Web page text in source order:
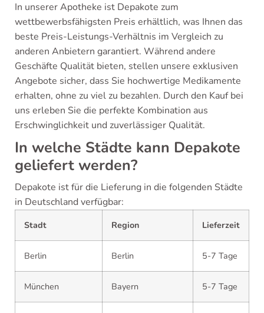
In unserer Apotheke ist Depakote zum
wettbewerbsfähigsten Preis erhältlich, was Ihnen das
beste Preis-Leistungs-Verhältnis im Vergleich zu
anderen Anbietern garantiert. Während andere
Geschäfte Qualität bieten, stellen unsere exklusiven
Angebote sicher, dass Sie hochwertige Medikamente
erhalten, ohne zu viel zu bezahlen. Durch den Kauf bei
uns erleben Sie die perfekte Kombination aus
Erschwinglichkeit und zuverlässiger Qualität.
In welche Städte kann Depakote
geliefert werden?
Depakote ist für die Lieferung in die folgenden Städte
in Deutschland verfügbar:
Stadt Region Lieferzeit
Berlin Berlin 5-7 Tage
München Bayern 5-7 Tage